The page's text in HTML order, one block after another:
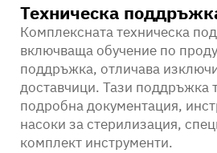
Техническа
Комплексната техническа
включваща обучение по
поддръжка, отличава
доставчици. Тази поддръжка
подробна документация,
насоки за стерилизация,
комплект инструменти.